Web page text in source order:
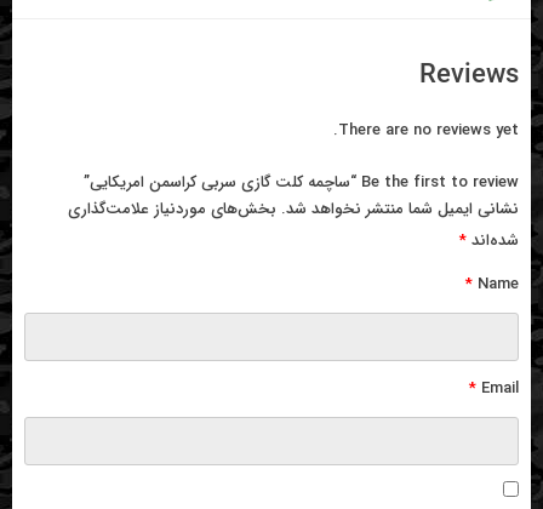
Reviews
There are no reviews yet.
Be the first to review “ساچمه کلت گازی سربی کراسمن امریکایی”
نشانی ایمیل شما منتشر نخواهد شد. بخش‌های موردنیاز علامت‌گذاری
شده‌اند*
Name
*
Email
*